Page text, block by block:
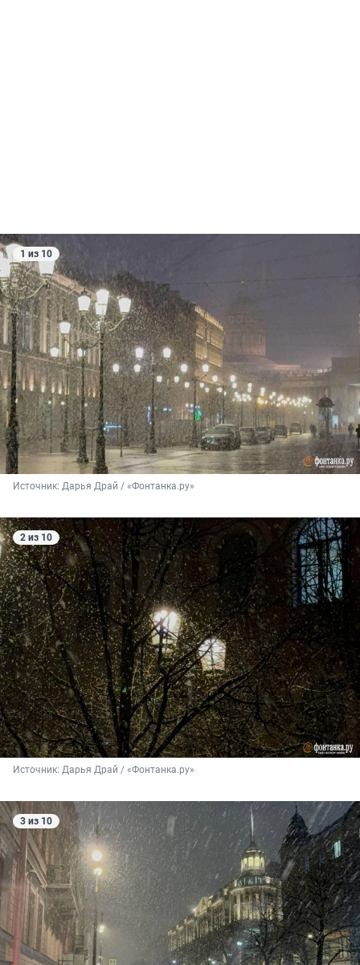
1 из 10
Источник: Дарья Драй / «Фонтанка.ру»
2 из 10
Источник: Дарья Драй / «Фонтанка.ру»
3 из 10